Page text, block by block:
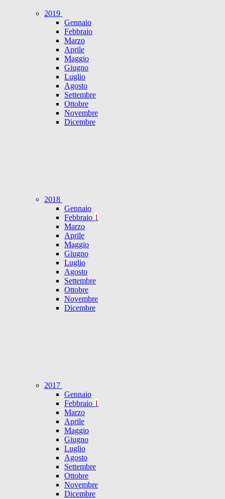
2019
Gennaio
Febbraio
Marzo
Aprile
Maggio
Giugno
Luglio
Agosto
Settembre
Ottobre
Novembre
Dicembre
2018
Gennaio
Febbraio 1
Marzo
Aprile
Maggio
Giugno
Luglio
Agosto
Settembre
Ottobre
Novembre
Dicembre
2017
Gennaio
Febbraio 1
Marzo
Aprile
Maggio
Giugno
Luglio
Agosto
Settembre
Ottobre
Novembre
Dicembre